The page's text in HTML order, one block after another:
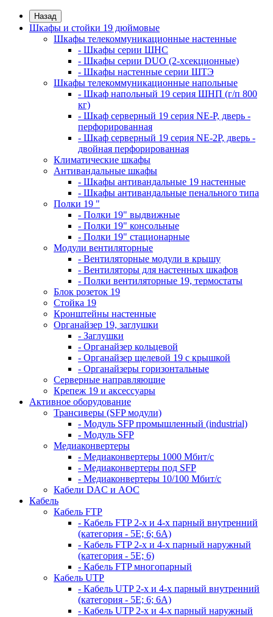
Назад
Шкафы и стойки 19 дюймовые
Шкафы телекоммуникационные настенные
- Шкафы серии ШНС
- Шкафы серии DUO (2-хсекционные)
- Шкафы настенные серии ШТЭ
Шкафы телекоммуникационные напольные
- Шкаф напольный 19 серия ШНП (г/п 800
кг)
- Шкаф серверный 19 серия NE-P, дверь -
перфорированная
- Шкаф серверный 19 серия NE-2P, дверь -
двойная перфорированная
Климатические шкафы
Антивандальные шкафы
- Шкафы антивандальные 19 настенные
- Шкафы антивандальные пенального типа
Полки 19 "
- Полки 19" выдвижные
- Полки 19" консольные
- Полки 19" стационарные
Модули вентиляторные
- Вентиляторные модули в крышу
- Вентиляторы для настенных шкафов
- Полки вентиляторные 19, термостаты
Блок розеток 19
Стойка 19
Кронштейны настенные
Органайзер 19, заглушки
- Заглушки
- Органайзер кольцевой
- Органайзер щелевой 19 с крышкой
- Органайзеры горизонтальные
Серверные направляющие
Крепеж 19 и аксессуары
Активное оборудование
Трансиверы (SFP модули)
- Модуль SFP промышленный (industrial)
- Модуль SFP
Медиаконвертеры
- Медиаконвертеры 1000 Мбит/с
- Медиаконвертеры под SFP
- Медиаконвертеры 10/100 Мбит/с
Кабели DAC и AOC
Кабель
Кабель FTP
- Кабель FTP 2-х и 4-х парный внутренний
(категория - 5Е; 6; 6А)
- Кабель FTP 2-х и 4-х парный наружный
(категория - 5Е; 6)
- Кабель FTP многопарный
Кабель UTP
- Кабель UTP 2-х и 4-х парный внутренний
(категория - 5Е; 6; 6А)
- Кабель UTP 2-х и 4-х парный наружный